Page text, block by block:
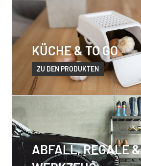
KÜCHE & TO GO
ZU DEN PRODUKTEN
ABFALL, REGALE &